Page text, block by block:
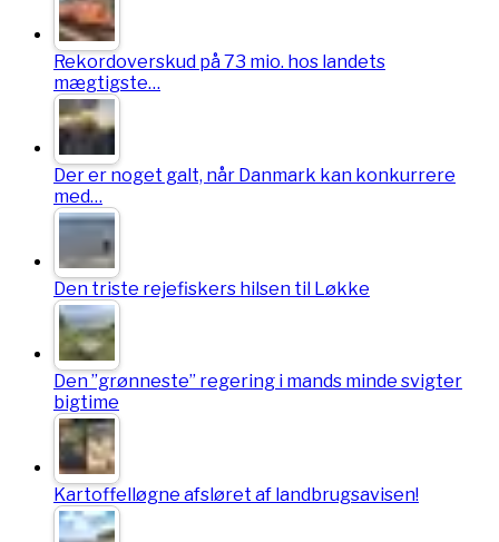
Rekordoverskud på 73 mio. hos landets
mægtigste…
Der er noget galt, når Danmark kan konkurrere
med…
Den triste rejefiskers hilsen til Løkke
Den ”grønneste” regering i mands minde svigter
bigtime
Kartoffelløgne afsløret af landbrugsavisen!